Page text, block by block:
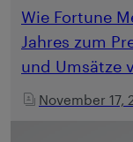
Wie Fortune
Jahres zum
und Umsätze
November 17,